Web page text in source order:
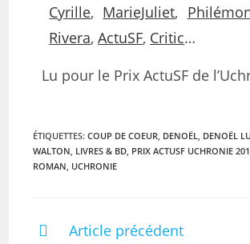
Cyrille, MarieJuliet,
Rivera,ActuSF, Critic…
Lu pour le Prix ActuSF de
ÉTIQUETTES:COUP DE COEUR, DENOËL, DENOËL
WALTON, LIVRES & BD, PRIX ACTUSF UCHRONIE
ROMAN, UCHRONIE
Article précédent